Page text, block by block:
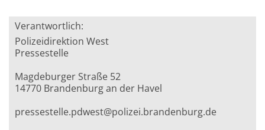
Verantwortlich:
Polizeidirektion West
Pressestelle
Magdeburger Straße 52
14770 Brandenburg an der Havel
pressestelle.pdwest@polizei.brandenburg.de